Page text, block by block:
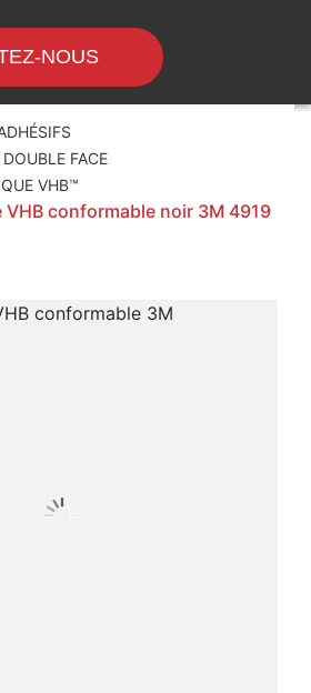
NOUS
FACE
VHB™
VHB conformable noir 3M 4919